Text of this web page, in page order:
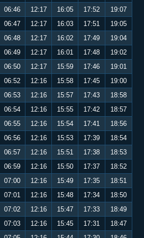
06:46 12:17 16:05 17:52
19:07
06:47 12:17 16:03 17:51
19:05
06:48 12:17 16:02 17:49
19:04
06:49 12:17 16:01 17:48
19:02
06:50 12:17 15:59 17:46
19:01
06:52 12:16 15:58 17:45
19:00
06:53 12:16 15:57 17:43
18:58
06:54 12:16 15:55 17:42
18:57
06:55 12:16 15:54 17:41
18:56
06:56 12:16 15:53 17:39
18:54
06:57 12:16 15:51 17:38
18:53
06:59 12:16 15:50 17:37
18:52
07:00 12:16 15:49 17:35
18:51
07:01 12:16 15:48 17:34
18:50
07:02 12:16 15:47 17:33
18:49
07:03 12:16 15:45 17:31
18:47